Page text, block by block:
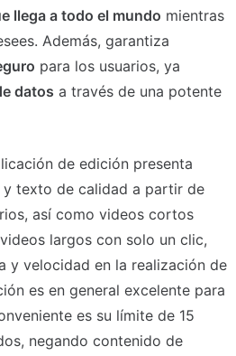
llega a todo el mundo mientras
Además, garantiza
para los usuarios, ya
datos a través de una potente
de edición presenta
y texto de calidad a partir de
así como videos cortos
largos con solo un clic,
y velocidad en la realización de
es en general excelente para
es su límite de 15
negando contenido de